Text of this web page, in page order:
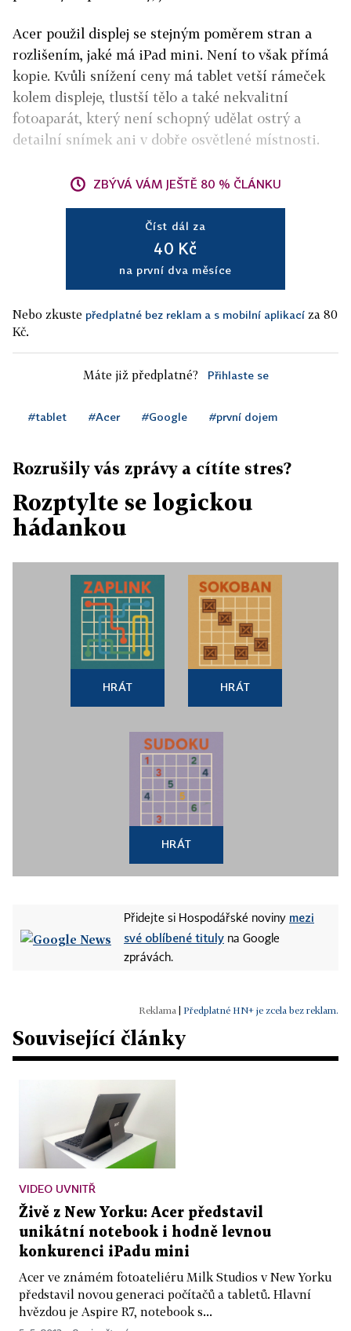
Acer použil displej se stejným poměrem stran a
rozlišením, jaké má iPad mini. Není to však přímá
kopie. Kvůli snížení ceny má tablet vetší rámeček
kolem displeje, tlustší tělo a také nekvalitní
fotoaparát, který není schopný udělat ostrý a
detailní snímek ani v dobře osvětlené místnosti.
ZBÝVÁ VÁM JEŠTĚ 80 % ČLÁNKU
Číst dál za
40 Kč
na první dva měsíce
Nebo zkuste předplatné bez reklam a s mobilní aplikací za 80
Kč.
Máte již předplatné? Přihlaste se
#tablet #Acer #Google #první dojem
Rozrušily vás zprávy a cítíte stres?
Rozptylte se logickou
hádankou
HRÁT HRÁT
HRÁT
Přidejte si Hospodářské noviny mezi
své oblíbené tituly na Google
zprávách.
Předplatné HN+ je zcela bez reklam.
Související články
VIDEO UVNITŘ
Živě z New Yorku: Acer představil
unikátní notebook i hodně levnou
konkurenci iPadu mini
Acer ve známém fotoateliéru Milk Studios v New Yorku
představil novou generaci počítačů a tabletů. Hlavní
hvězdou je Aspire R7, notebook s...